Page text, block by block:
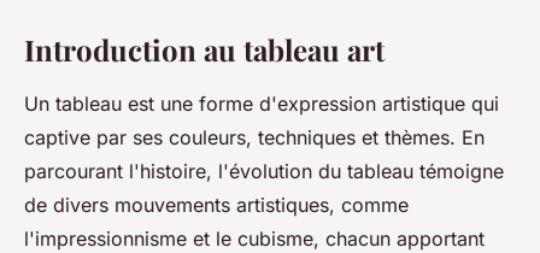
Introduction au tableau art
Un tableau est une forme d'expression artistique qui
captive par ses couleurs, techniques et thèmes. En
parcourant l'histoire, l'évolution du tableau témoigne
de divers mouvements artistiques, comme
l'impressionnisme et le cubisme, chacun apportant